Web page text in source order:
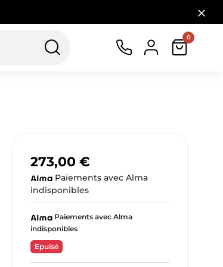
0
273,00 €
Paiements avec Alma
indisponibles
Paiements avec Alma
indisponibles
Epuisé